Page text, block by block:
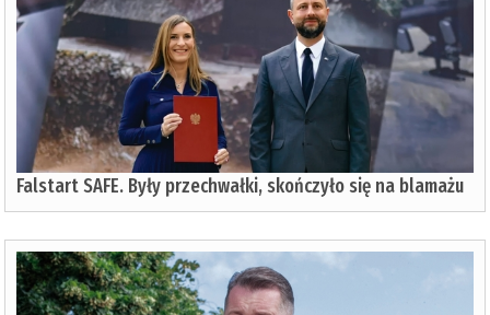
Falstart SAFE. Były przechwałki, skończyło się na blamażu